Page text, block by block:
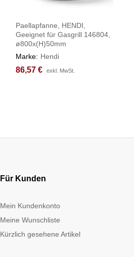
Paellapfanne, HENDI,
Geeignet für Gasgrill 146804,
ø800x(H)50mm
Marke: Hendi
86,57 € exkl. MwSt.
86,57 € exkl. MwSt.
Für Kunden
Mein Kundenkonto
Meine Wunschliste
Kürzlich gesehene Artikel